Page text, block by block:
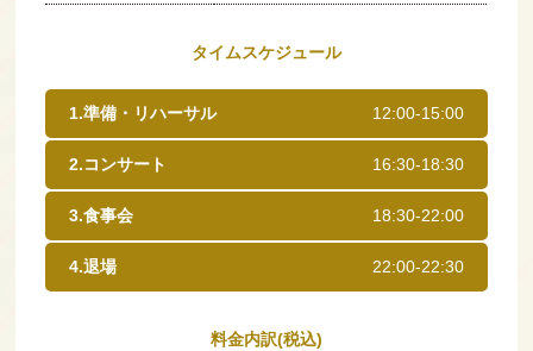
タイムスケジュール
1.準備・リハーサル 12:00-15:00
2.コンサート 16:30-18:30
3.食事会 18:30-22:00
4.退場 22:00-22:30
料金内訳(税込)